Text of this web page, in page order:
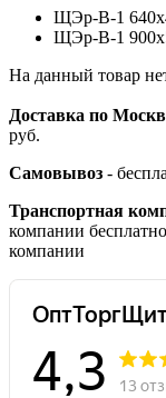
ЩЭр-В-1
ЩЭр-В-1
На данный товар
Доставка по
руб.
Самовывоз -
Транспортная
компании
компании